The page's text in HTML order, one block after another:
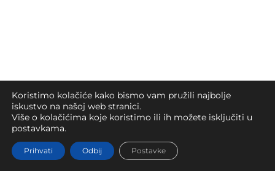
Koristimo kolačiće kako bismo vam pružili najbolje
iskustvo na našoj web stranici.
Više o kolačićima koje koristimo ili ih možete isključiti u
postavkama.
Prihvati Odbij Postavke